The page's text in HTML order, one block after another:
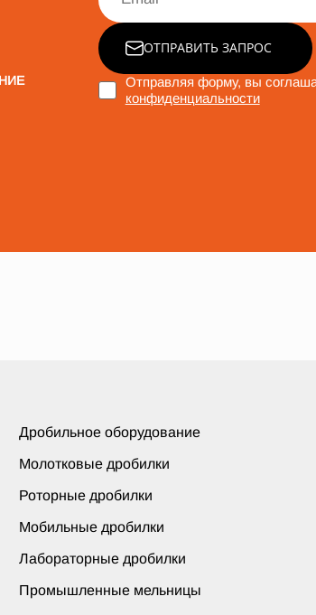
ОТПРАВИТЬ ЗАПРОС
Отправляя форму, вы
конфиденциальности
Дробильное оборудование
Молотковые дробилки
Роторные дробилки
Мобильные дробилки
Лабораторные дробилки
Промышленные мельницы